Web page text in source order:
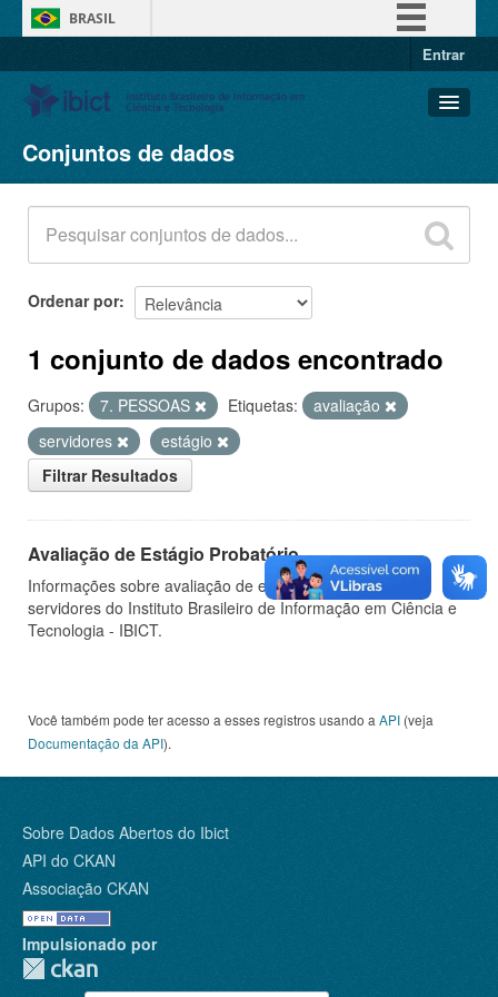
BRASIL
Entrar
Conjuntos de dados
Organizações
Grupos
Sobre
Conjuntos de dados
Ordenar por
1 conjunto de dados encontrado
Grupos: 7. PESSOAS Etiquetas:
avaliação
servidores
estágio
Filtrar Resultados
Avaliação de Estágio Probatório
Informações sobre avaliação de estágio probatório de
servidores do Instituto Brasileiro de Informação em Ciência e
Tecnologia - IBICT.
Você também pode ter acesso a esses registros usando a API (veja
Documentação da API).
Sobre Dados Abertos do Ibict
API do CKAN
Associação CKAN
Impulsionado por